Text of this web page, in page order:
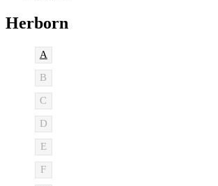
Herborn
A
B
C
D
E
F